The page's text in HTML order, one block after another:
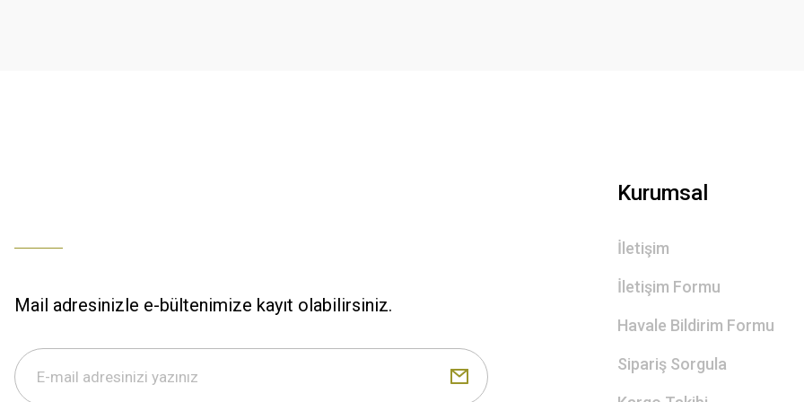
S... M... | 29/12/2025
Mail adresinizle e-bültenimize kayıt olabilirsiniz.
Kurumsal
İletişim
İletişim Formu
Havale Bildirim Formu
Sipariş Sorgula